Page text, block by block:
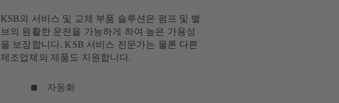
KSB의 서비스 및 교체 부품 솔루션은 펌프 및 밸
브의 원활한 운전을 가능하게 하여 높은 가용성
을 보장합니다. KSB 서비스 전문가는 물론 다른
제조업체의 제품도 지원합니다.
자동화